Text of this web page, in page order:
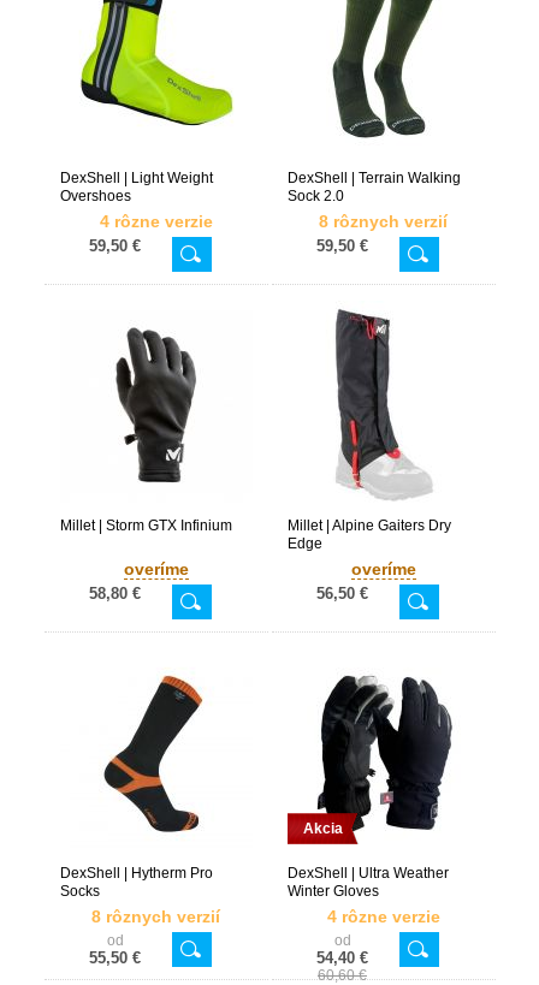
DexShell | Light Weight
Overshoes
4 rôzne verzie
59,50 €
DexShell | Terrain Walking
Sock 2.0
8 rôznych verzií
59,50 €
Millet | Storm GTX Infinium
overíme
58,80 €
Millet | Alpine Gaiters Dry
Edge
overíme
56,50 €
DexShell | Hytherm Pro
Socks
8 rôznych verzií
od
55,50 €
Akcia
DexShell | Ultra Weather
Winter Gloves
4 rôzne verzie
od
54,40 €
60,60 €